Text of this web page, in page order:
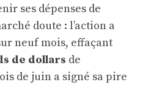
ses dépenses de
doute : l’action a
neuf mois, effaçant
de dollars de
de juin a signé sa pire